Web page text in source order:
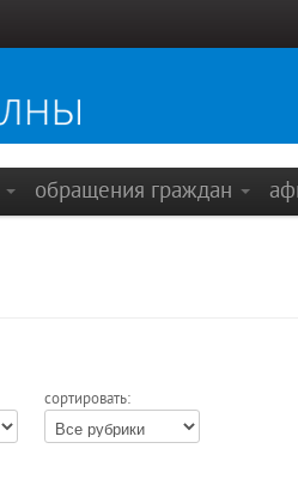
обращения граждан
сортировать: